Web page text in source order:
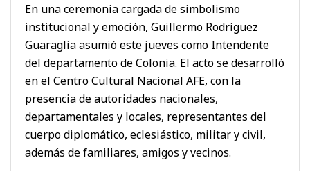
En una ceremonia cargada de simbolismo
institucional y emoción, Guillermo Rodríguez
Guaraglia asumió este jueves como Intendente
del departamento de Colonia. El acto se desarrolló
en el Centro Cultural Nacional AFE, con la
presencia de autoridades nacionales,
departamentales y locales, representantes del
cuerpo diplomático, eclesiástico, militar y civil,
además de familiares, amigos y vecinos.